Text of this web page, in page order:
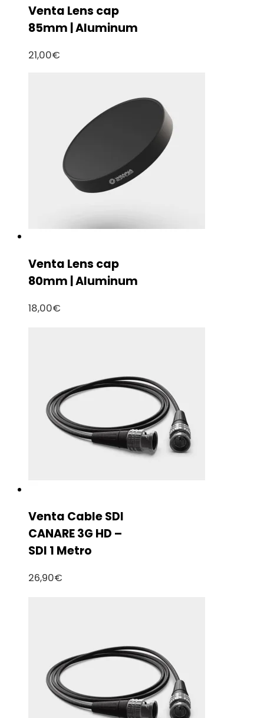
Venta Lens cap
85mm | Aluminum
21,00€
Venta Lens cap
80mm | Aluminum
18,00€
Venta Cable SDI
CANARE 3G HD –
SDI 1 Metro
26,90€